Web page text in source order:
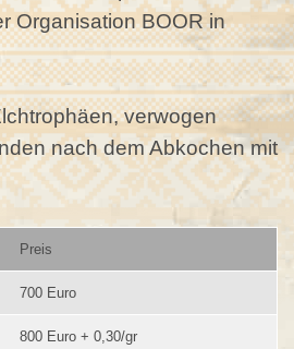
Organisation BOOR in
verwogen
nach dem Abkochen mit
Preis
700 Euro
800 Euro + 0,30/gr